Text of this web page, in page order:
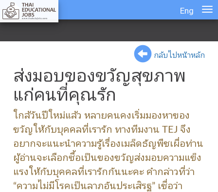
Eng
กลับไปหน้าหลัก
ส่งมอบของขวัญสุขภาพ
แก่คนที่คุณรัก
ใกล้วันปีใหม่แล้ว หลายคนคงเริ่มมองหาของ
ขวัญให้กับบุคคลที่เรารัก ทางทีมงาน TEJ จึง
อยากจะแนะนำความรู้เรื่องเมล็ดธัญพืชเผื่อท่าน
ผู้อ่านจะเลือกซื้อเป็นของขวัญส่งมอบความแข็ง
แรงให้กับบุคคลที่เรารักกันนะคะ คำกล่าวที่ว่า
“ความไม่มีโรคเป็นลาภอันประเสิรฐ” เชื่อว่า